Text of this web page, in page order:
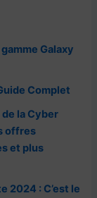
Galaxy
Complet
la Cyber
offres
et plus
2024 : C’est le